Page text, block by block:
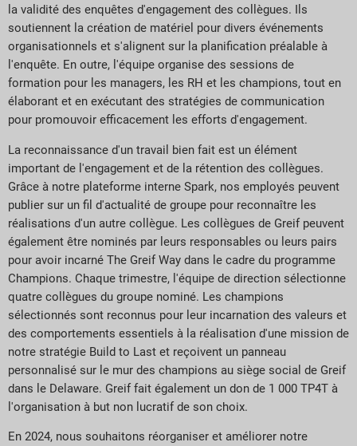
la validité des enquêtes d'engagement des collègues. Ils
soutiennent la création de matériel pour divers événements
organisationnels et s'alignent sur la planification préalable à
l'enquête. En outre, l'équipe organise des sessions de
formation pour les managers, les RH et les champions, tout en
élaborant et en exécutant des stratégies de communication
pour promouvoir efficacement les efforts d'engagement.
La reconnaissance d'un travail bien fait est un élément
important de l'engagement et de la rétention des collègues.
Grâce à notre plateforme interne Spark, nos employés peuvent
publier sur un fil d'actualité de groupe pour reconnaître les
réalisations d'un autre collègue. Les collègues de Greif peuvent
également être nominés par leurs responsables ou leurs pairs
pour avoir incarné The Greif Way dans le cadre du programme
Champions. Chaque trimestre, l'équipe de direction sélectionne
quatre collègues du groupe nominé. Les champions
sélectionnés sont reconnus pour leur incarnation des valeurs et
des comportements essentiels à la réalisation d'une mission de
notre stratégie Build to Last et reçoivent un panneau
personnalisé sur le mur des champions au siège social de Greif
dans le Delaware. Greif fait également un don de 1 000 TP4T à
l'organisation à but non lucratif de son choix.
En 2024, nous souhaitons réorganiser et améliorer notre